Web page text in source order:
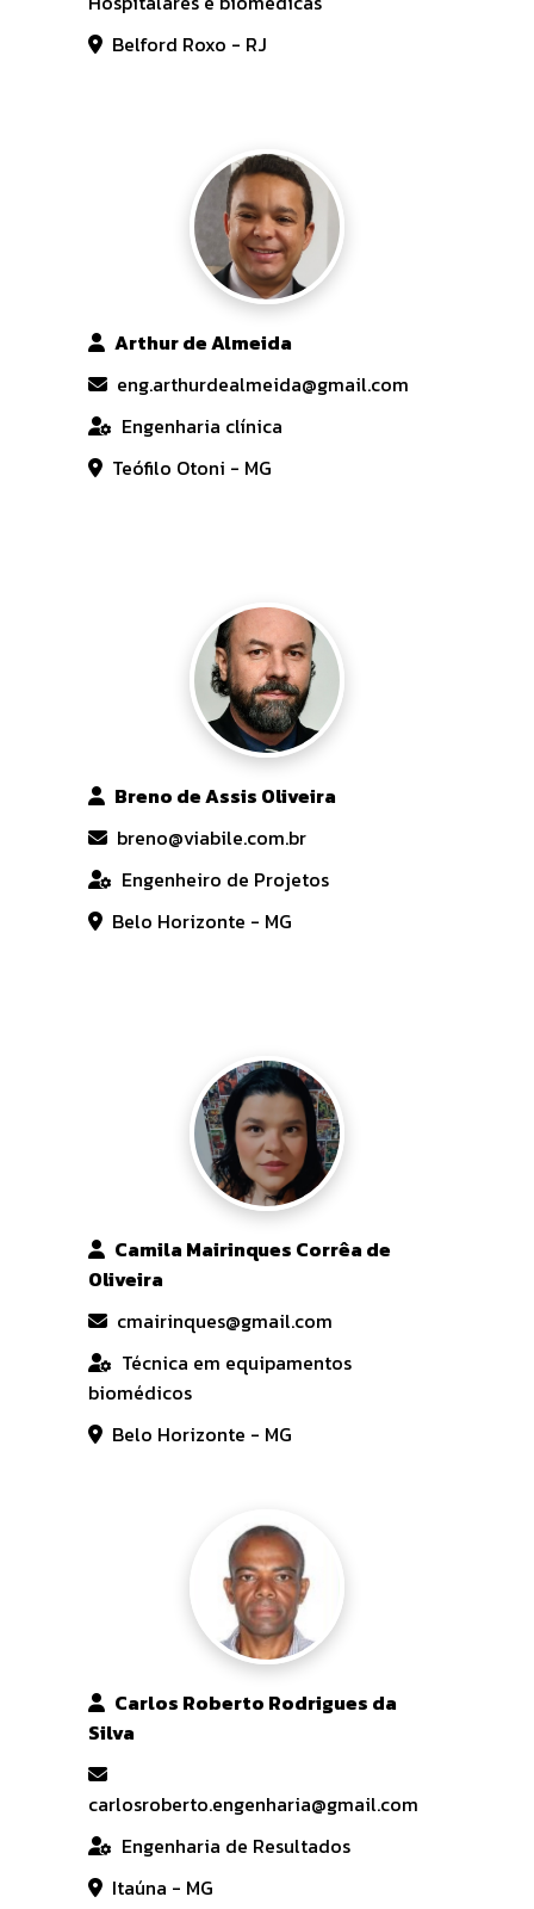
Belford Roxo - RJ
Arthur de Almeida
eng.arthurdealmeida@gmail.com
Engenharia clínica
Teófilo Otoni - MG
Breno de Assis Oliveira
breno@viabile.com.br
Engenheiro de Projetos
Belo Horizonte - MG
Camila Mairinques Corrêa de
Oliveira
cmairinques@gmail.com
Técnica em equipamentos
biomédicos
Belo Horizonte - MG
Carlos Roberto Rodrigues da
Silva
carlosroberto.engenharia@gmail.com
Engenharia de Resultados
Itaúna - MG